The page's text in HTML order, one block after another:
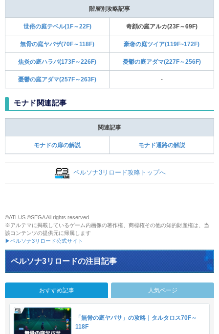
階層別攻略記事
世俗の庭テベル(1F～22F) 奇顔の庭アルカ(23F～69F)
無骨の庭ヤバザ(70F～118F) 豪奢の庭ツイア(119F~172F)
焦炎の庭ハラバ(173F～226F) 憂鬱の庭アダマ(227F～256F)
憂鬱の庭アダマ(257F～263F) -
モナド関連記事
関連記事
モナドの扉の解説 モナド通路の解説
ペルソナ3リロード攻略トップへ
©ATLUS ©SEGA All rights reserved.
※アルテマに掲載しているゲーム内画像の著作権、商標権その他の知的財産権は、当
該コンテンツの提供元に帰属します
▶ペルソナ3リロード公式サイト
ペルソナ3リロードの注目記事
おすすめ記事 人気ページ
「無骨の庭ヤバサ」の攻略｜タルタロス70F～
118F